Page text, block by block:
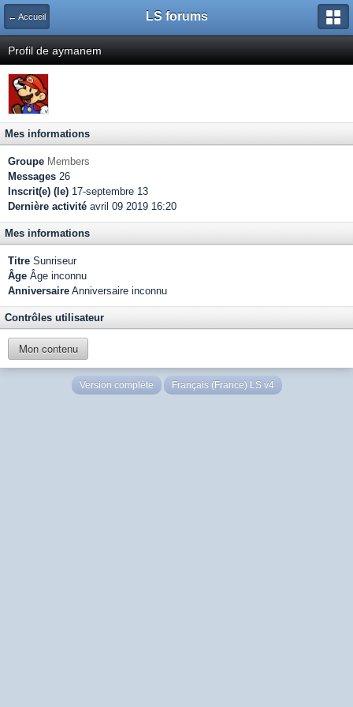
← Accueil LS forums
Profil de aymanem
Mes informations
Groupe Members
Messages 26
Inscrit(e) (le) 17-septembre 13
Dernière activité avril 09 2019 16:20
Mes informations
Titre Sunriseur
Âge Âge inconnu
Anniversaire Anniversaire inconnu
Contrôles utilisateur
Mon contenu
Version complète Français (France) LS v4